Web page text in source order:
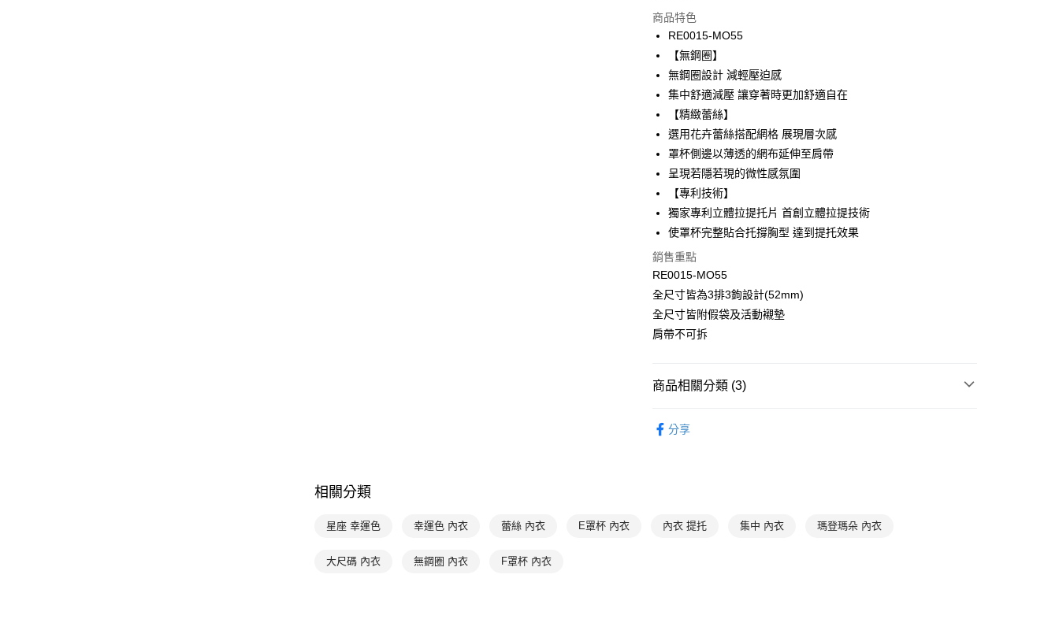
合作金庫商業銀行
華南商業銀行
國泰世華商業銀行
兆豐國際商業銀行
臺灣中小企業銀行
匯豐（台灣）商業銀行
華泰商業銀行
聯邦商業銀行
遠東國際商業銀行
元大商業銀行
台新國際商業銀行
台灣樂天信用卡公司
超商取貨付款
Apple Pay
全盈+PAY
AFTEE先享後付
相關說明
【關於「AFTEE先享後付」】
AFTEE先享後付是「在收到商品之後才付款」的支付方式。 讓您購物簡單
便利好安心！
１．簡單：不需註冊會員、不需綁卡、不需儲值。
２．便利：只要手機號碼，簡訊認證，即可結帳。
３．安心：先確認商品／服務後，再付款。
【「AFTEE先享後付」結帳流程】
２．訂單成立數日內，您將收到繳費通知簡訊。
３．收到繳費通知簡訊後14天內，點擊此簡訊中的連結，可透過四大超商
※ 請注意：結帳手續完成當下不需立刻繳費，但若您需要取消訂單，請聯
絡購買商品的店家。未經商家同意取消之訂單仍視為有效，需透過AFTEE
【注意事項】
１．透過由恩沛科技股份有限公司提供之「AFTEE先享後付」服務完成之
運送方式
全家取貨付款$888免運-以PackAge+配客嘉循環箱包裝寄出
付款後全家取貨$888免運-以PackAge+配客嘉循環箱包裝寄
每筆NT$90，滿NT$1,000(含以上)免運費
商品特色
RE0015-MO55
【無鋼圈】
無鋼圈設計 減輕壓迫感
集中舒適減壓 讓穿著時更加舒適自在
【精緻蕾絲】
選用花卉蕾絲搭配網格 展現層次感
罩杯側邊以薄透的網布延伸至肩帶
呈現若隱若現的微性感氛圍
【專利技術】
獨家專利立體拉提托片 首創立體拉提技術
使罩杯完整貼合托撐胸型 達到提托效果
銷售重點
RE0015-MO55
全尺寸皆為3排3鉤設計(52mm)
全尺寸皆附假袋及活動襯墊
肩帶不可拆
商品相關分類 (3)
分享
相關分類
星座 幸運色 幸運色 內衣 蕾絲 內衣 E罩杯 內衣 內衣 提托 集中 內衣 瑪登瑪朵 內衣
大尺碼 內衣 無鋼圈 內衣 F罩杯 內衣